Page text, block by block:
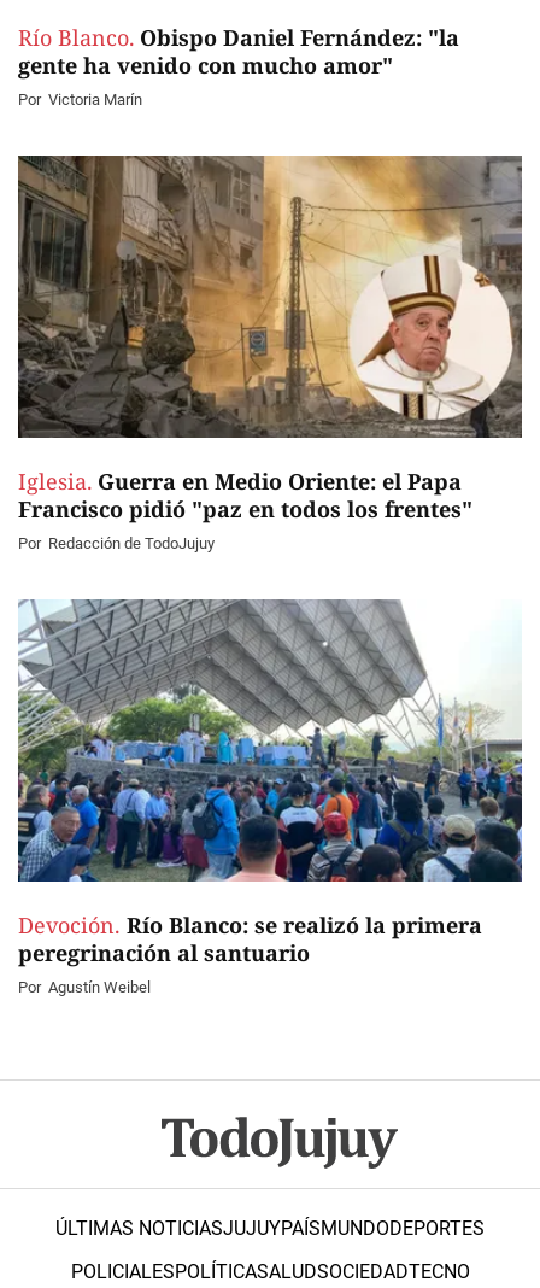
Río Blanco. Obispo Daniel Fernández: "la
gente ha venido con mucho amor"
Por Victoria Marín
Iglesia. Guerra en Medio Oriente: el Papa
Francisco pidió "paz en todos los frentes"
Por Redacción de TodoJujuy
Devoción. Río Blanco: se realizó la primera
peregrinación al santuario
Por Agustín Weibel
ÚLTIMAS NOTICIASJUJUYPAÍSMUNDODEPORTES
POLICIALESPOLÍTICASALUDSOCIEDADTECNO